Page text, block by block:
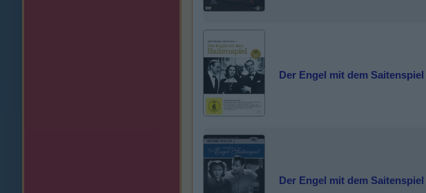
Der Engel mit dem Saitenspiel
Der Engel mit dem Saitenspiel